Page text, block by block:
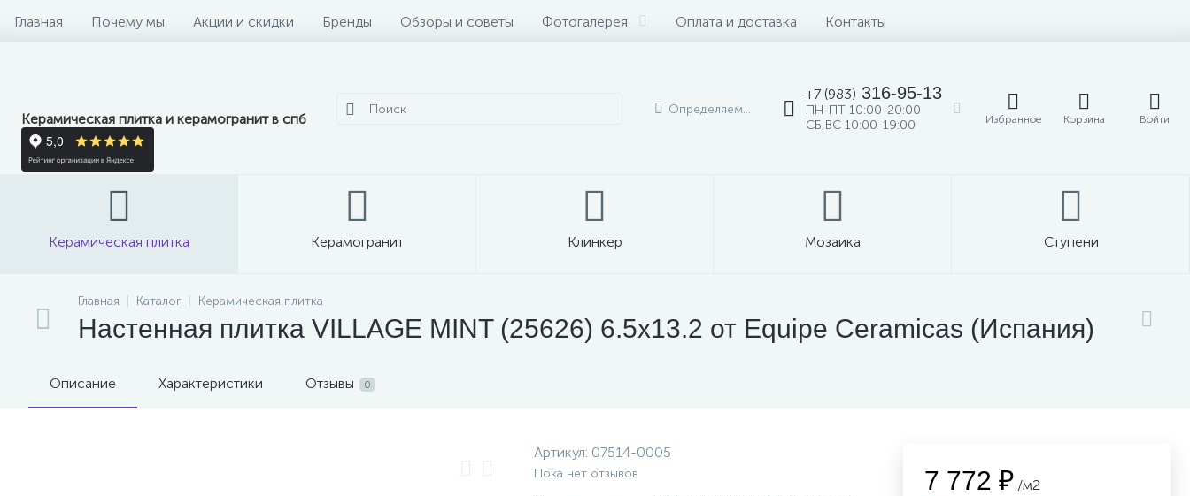
Главная Почему мы Акции и скидки Бренды Обзоры и советы Фотогалерея Оплата и доставка Контакты
Керамическая плитка и керамогранит в спб
Определяем...
+7 (983) 316-95-13
ПН-ПТ 10:00-20:00
СБ,ВС 10:00-19:00
Избранное Корзина Войти
Керамическая плитка Керамогранит Клинкер Мозаика Ступени
Главная Каталог Керамическая плитка
Настенная плитка VILLAGE MINT (25626) 6.5x13.2 от Equipe Ceramicas (Испания)
Описание Характеристики Отзывы 0
Артикул: 07514-0005
Пока нет отзывов 7 772 ₽ /м2